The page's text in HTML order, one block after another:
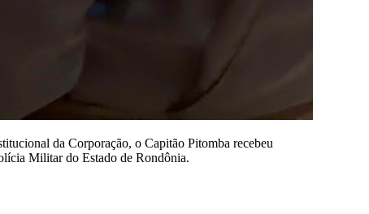
da Corporação, o Capitão Pitomba recebeu
Militar do Estado de Rondônia.